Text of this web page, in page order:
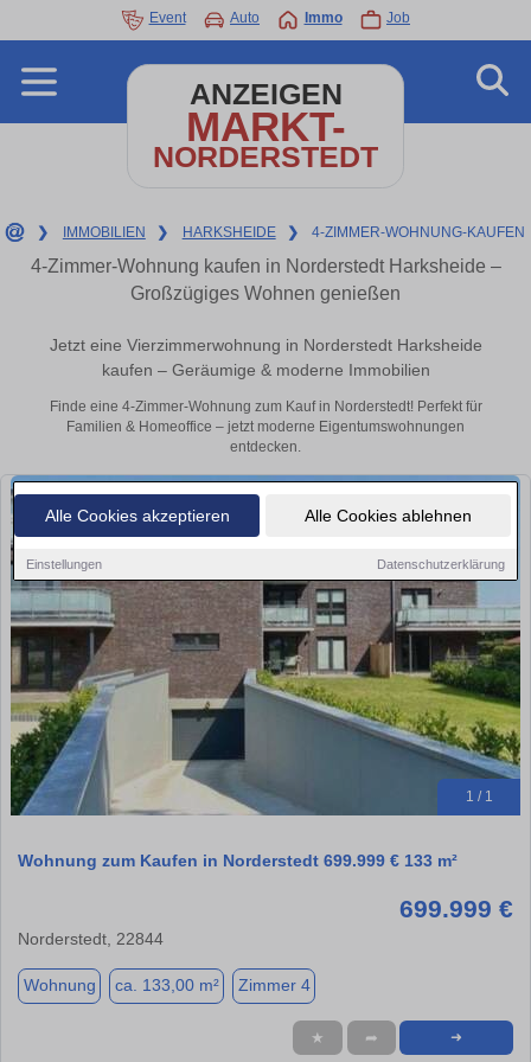
Alle Cookies akzeptieren Alle Cookies ablehnen
Einstellungen Datenschutzerklärung
Event Auto Immo Job
ANZEIGEN
MARKT-
NORDERSTEDT
❯ IMMOBILIEN ❯ HARKSHEIDE ❯ 4-ZIMMER-WOHNUNG-KAUFEN
4-Zimmer-Wohnung kaufen in Norderstedt Harksheide –
Großzügiges Wohnen genießen
Jetzt eine Vierzimmerwohnung in Norderstedt Harksheide
kaufen – Geräumige & moderne Immobilien
Finde eine 4-Zimmer-Wohnung zum Kauf in Norderstedt! Perfekt für
Familien & Homeoffice – jetzt moderne Eigentumswohnungen
entdecken.
1 / 1
Wohnung zum Kaufen in Norderstedt 699.999 € 133 m²
699.999 €
Norderstedt, 22844
Wohnung ca. 133,00 m² Zimmer 4
★ ➦ ➜